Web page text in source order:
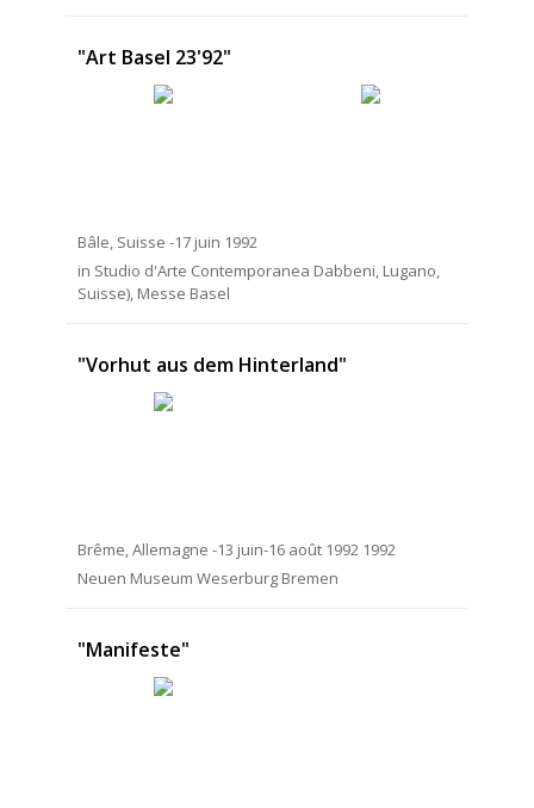
"Art Basel 23'92"
Bâle, Suisse -17 juin 1992
in Studio d'Arte Contemporanea Dabbeni, Lugano,
Suisse), Messe Basel
"Vorhut aus dem Hinterland"
Brême, Allemagne -13 juin-16 août 1992 1992
Neuen Museum Weserburg Bremen
"Manifeste"